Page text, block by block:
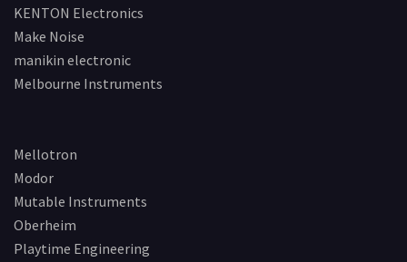
KENTON Electronics
Make Noise
manikin electronic
Melbourne Instruments
Mellotron
Modor
Mutable Instruments
Oberheim
Playtime Engineering